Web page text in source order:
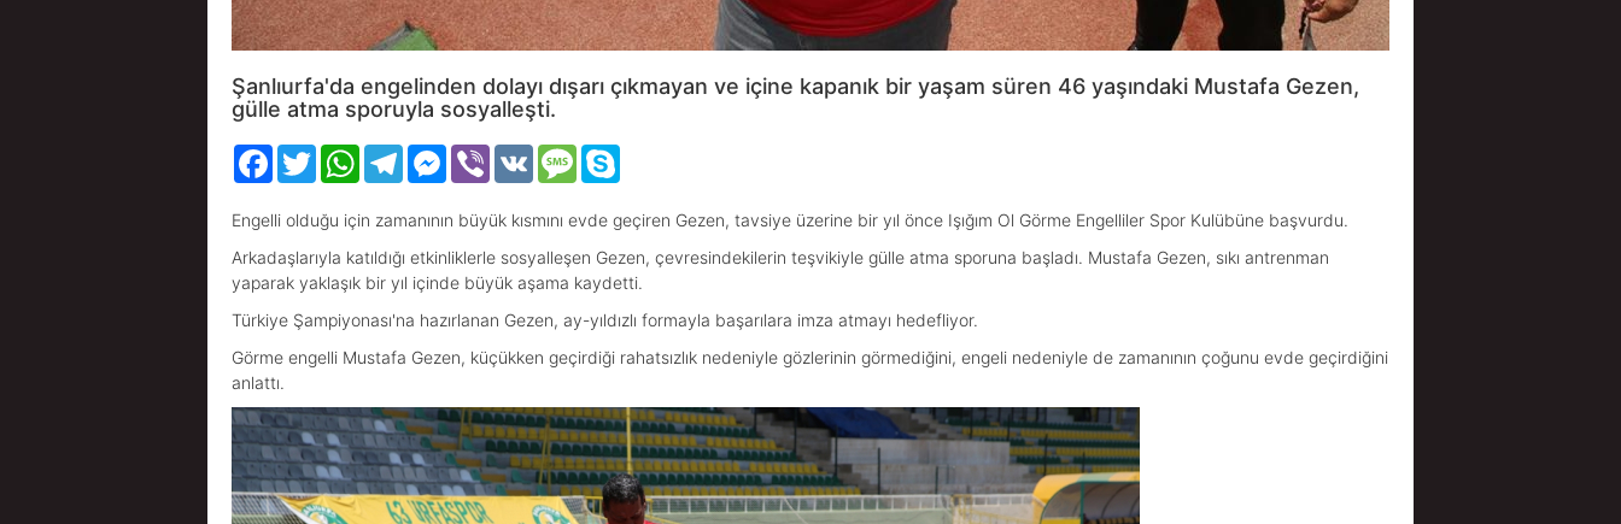
Şanlıurfa'da engelinden dolayı dışarı çıkmayan ve içine kapanık bir yaşam süren 46 yaşındaki Mustafa Gezen,
gülle atma sporuyla sosyalleşti.
Facebook
TwitterWhatsAppTelegramMessenger
Viber VK Message
Engelli olduğu için zamanının büyük kısmını evde geçiren Gezen, tavsiye üzerine bir yıl önce Işığım Ol Görme Engelliler Spor Kulübüne başvurdu.
Arkadaşlarıyla katıldığı etkinliklerle sosyalleşen Gezen, çevresindekilerin teşvikiyle gülle atma sporuna başladı. Mustafa Gezen, sıkı antrenman
yaparak yaklaşık bir yıl içinde büyük aşama kaydetti.
Türkiye Şampiyonası'na hazırlanan Gezen, ay-yıldızlı formayla başarılara imza atmayı hedefliyor.
Görme engelli Mustafa Gezen, küçükken geçirdiği rahatsızlık nedeniyle gözlerinin görmediğini, engeli nedeniyle de zamanının çoğunu evde geçirdiğini
anlattı.